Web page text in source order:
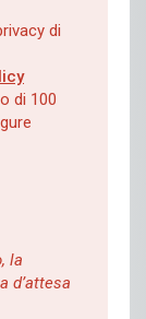
di
di 100
la
d’attesa